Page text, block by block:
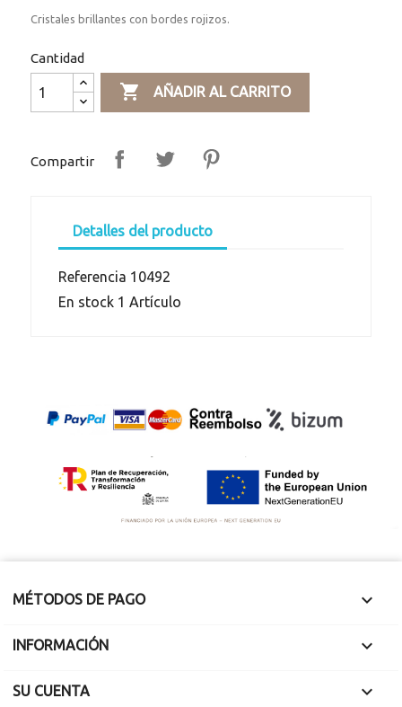
Cristales brillantes con bordes rojizos.
Cantidad
 AÑADIR AL CARRITO
Compartir
Detalles del producto
Referencia 10492
En stock 1 Artículo
MÉTODOS DE PAGO 
INFORMACIÓN 
SU CUENTA 